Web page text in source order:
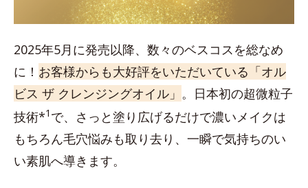
2025年5月に発売以降、数々のベスコスを総なめ
に！ お客様からも大好評をいただいている「オル
ビス ザ クレンジングオイル」 。日本初の超微粒子
技術*1 で、さっと塗り広げるだけで濃いメイクは
もちろん毛穴悩みも取り去り、一瞬で気持ちのい
い素肌へ導きます。